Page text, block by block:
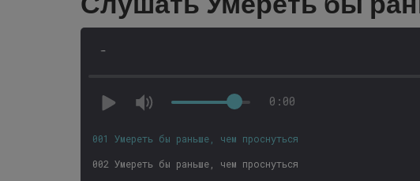
-
0:00
001 Умереть бы раньше, чем проснуться
002 Умереть бы раньше, чем проснуться